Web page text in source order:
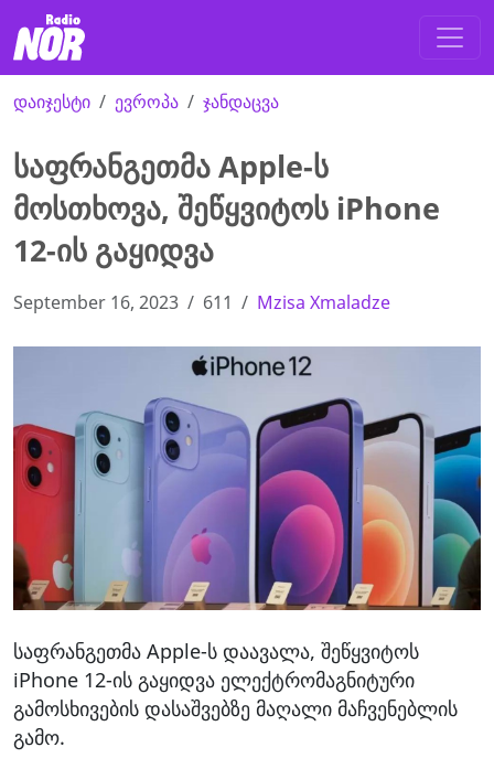
დაიჯესტი ევროპა ჯანდაცვა
საფრანგეთმა Apple-ს
მოსთხოვა, შეწყვიტოს iPhone
12-ის გაყიდვა
September 16, 2023 611 Mzisa Xmaladze
საფრანგეთმა Apple-ს დაავალა, შეწყვიტოს
iPhone 12-ის გაყიდვა ელექტრომაგნიტური
გამოსხივების დასაშვებზე მაღალი მაჩვენებლის
გამო.